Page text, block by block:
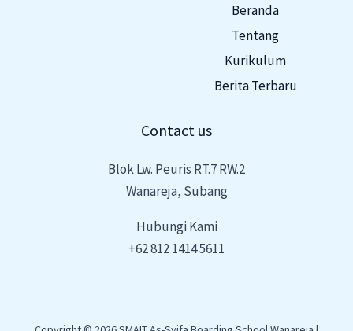
Beranda
Tentang
Kurikulum
Berita Terbaru
Contact us
Blok Lw. Peuris RT.7 RW.2
Wanareja, Subang
Hubungi Kami
+62 812 1414 5611